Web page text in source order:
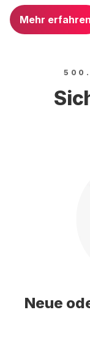
Mehr erfahren
Neue